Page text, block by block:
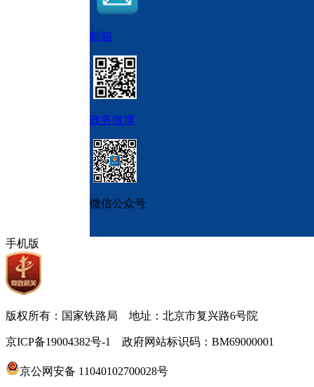
邮箱
政务微博
微信公众号
手机版
版权所有：国家铁路局 地址：北京市复兴路6号院
京ICP备19004382号-1 政府网站标识码：BM69000001
京公网安备 11040102700028号